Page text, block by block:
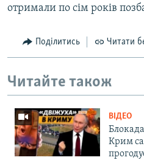
отримали по сім років
Поділитись Читати
Читайте також
ВІДЕО
Блокада
Крим